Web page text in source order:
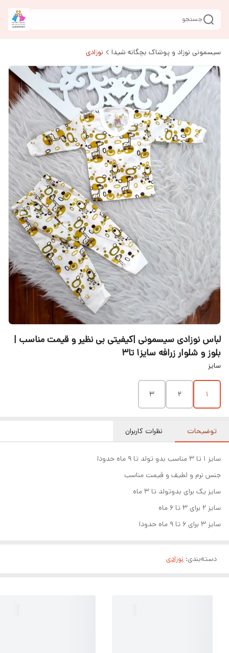
جستجو
سیسمونی نوزاد و پوشاک بچگانه شیدا نوزادی
لباس نوزادی سیسمونی |کیفیتی بی نظیر و قیمت مناسب |
بلوز و شلوار زرافه سایز۱ تا۳
سایز
۱ ۲ ۳
توضیحات نظرات کاربران
سایز ۱ تا ۳ مناسب بدو تولد تا ۹ ماه حدودا
جنس نرم و لطیف و قیمت مناسب
سایز یک برای بدوتولد تا ۳ ماه
سایز ۲ برای ۳ تا ۶ ماه
سایز ۳ برای ۶ تا ۹ ماه حدودا
دسته‌بندی: نوزادی